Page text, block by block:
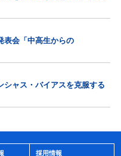
表会「中高生からの
シャス・バイアスを克服する
採用情報